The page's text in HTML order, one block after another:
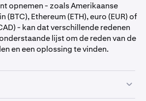
opnemen - zoals Amerikaanse
(BTC), Ethereum (ETH), euro (EUR) of
- kan dat verschillende redenen
lijst om de reden van de
en een oplossing te vinden.